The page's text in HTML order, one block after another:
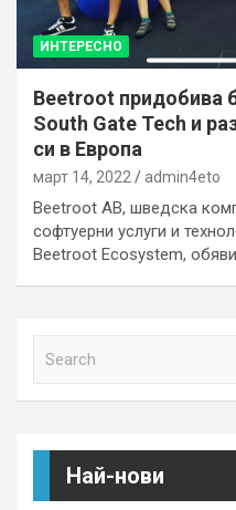
ИНТЕРЕСНО
Beetroot придобива
South Gate Tech и
си в Европа
март 14, 2022 admin4eto
Beetroot AB, шведска
софтуерни услуги и
Beetroot Ecosystem,
Най-нови